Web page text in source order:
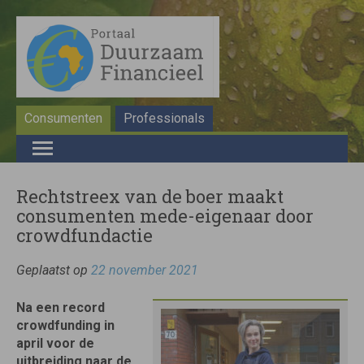
Consumenten Professionals
Rechtstreex van de boer maakt
consumenten mede-eigenaar door
crowdfundactie
Geplaatst op 22 november 2021
Na een record
crowdfunding in
april voor de